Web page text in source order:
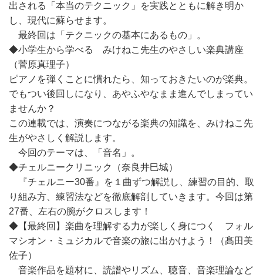
出される「本当のテクニック」を実践とともに解き明か
し、現代に蘇らせます。
最終回は「テクニックの基本にあるもの」。
◆小学生から学べる みけねこ先生のやさしい楽典講座
（菅原真理子）
ピアノを弾くことに慣れたら、知っておきたいのが楽典。
でもつい後回しになり、あやふやなまま進んでしまってい
ませんか？
この連載では、演奏につながる楽典の知識を、みけねこ先
生がやさしく解説します。
今回のテーマは、「音名」。
◆チェルニークリニック（奈良井巳城）
『チェルニー30番』を１曲ずつ解説し、練習の目的、取
り組み方、練習法などを徹底解剖していきます。今回は第
27番、左右の腕がクロスします！
◆【最終回】楽曲を理解する力が楽しく身につく フォル
マシオン・ミュジカルで音楽の旅に出かけよう！（髙田美
佐子）
音楽作品を題材に、読譜やリズム、聴音、音楽理論など